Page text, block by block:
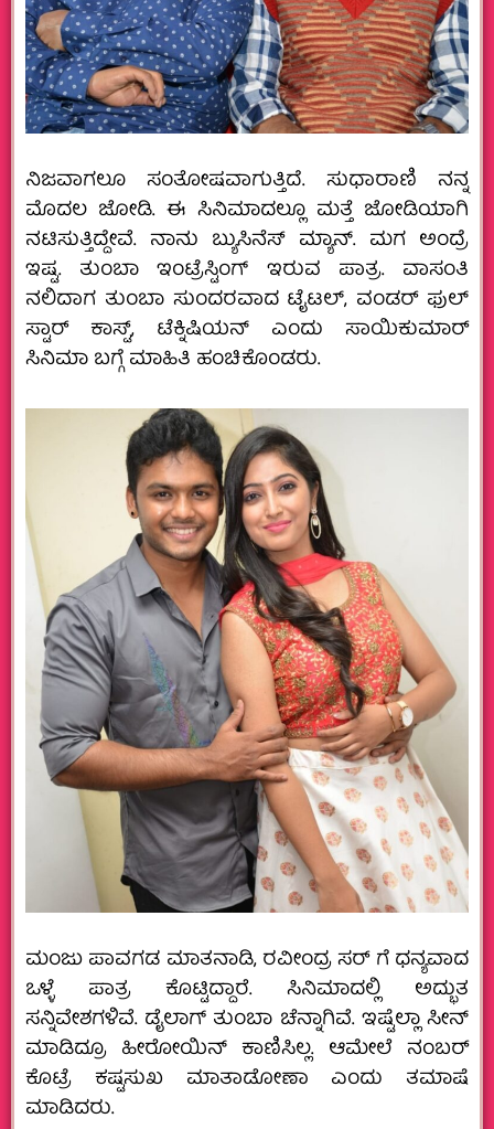
ನಿಜವಾಗಲೂ ಸಂತೋಷವಾಗುತ್ತಿದೆ. ಸುಧಾರಾಣಿ ನನ್ನ
ಮೊದಲ ಜೋಡಿ. ಈ ಸಿನಿಮಾದಲ್ಲೂ ಮತ್ತೆ ಜೋಡಿಯಾಗಿ
ನಟಿಸುತ್ತಿದ್ದೇವೆ.‌ ನಾನು ಬ್ಯುಸಿನೆಸ್ ಮ್ಯಾನ್. ಮಗ ಅಂದ್ರೆ
ಇಷ್ಟ. ತುಂಬಾ ಇಂಟ್ರೆಸ್ಟಿಂಗ್ ಇರುವ ಪಾತ್ರ. ವಾಸಂತಿ
ನಲಿದಾಗ ತುಂಬಾ ಸುಂದರವಾದ ಟೈಟಲ್, ವಂಡರ್ ಫುಲ್
ಸ್ಟಾರ್ ಕಾಸ್ಟ್, ಟೆಕ್ನಿಷಿಯನ್ ಎಂದು ಸಾಯಿಕುಮಾರ್
ಸಿನಿಮಾ ಬಗ್ಗೆ ಮಾಹಿತಿ ಹಂಚಿಕೊಂಡರು.
ಮಂಜು ಪಾವಗಡ ಮಾತನಾಡಿ, ರವೀಂದ್ರ ಸರ್ ಗೆ ಧನ್ಯವಾದ
ಒಳ್ಳೆ ಪಾತ್ರ ಕೊಟ್ಟಿದ್ದಾರೆ. ಸಿನಿಮಾದಲ್ಲಿ ಅದ್ಭುತ
ಸನ್ನಿವೇಶಗಳಿವೆ. ಡೈಲಾಗ್ ತುಂಬಾ ಚೆನ್ನಾಗಿವೆ. ಇಷ್ಟೆಲ್ಲಾ ಸೀನ್
ಮಾಡಿದ್ರೂ ಹೀರೋಯಿನ್ ಕಾಣಿಸಿಲ್ಲ. ಆಮೇಲೆ ನಂಬರ್
ಕೊಟ್ರೆ ಕಷ್ಟಸುಖ ಮಾತಾಡೋಣಾ ಎಂದು ತಮಾಷೆ
ಮಾಡಿದರು.